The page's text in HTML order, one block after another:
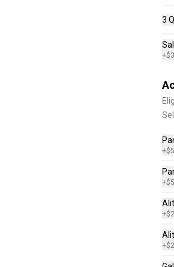
Mediana
porciones)
$37.500
Grande
Escoge tu
BBQ,
Pepperoni,
3
+
+
+
+
+